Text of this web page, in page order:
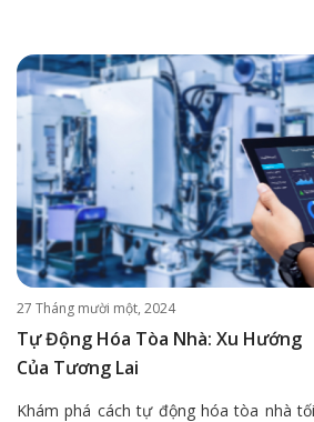
27 Tháng mười một, 2024
Tự Động Hóa Tòa Nhà: Xu Hướng
Của Tương Lai
Khám phá cách tự động hóa tòa nhà